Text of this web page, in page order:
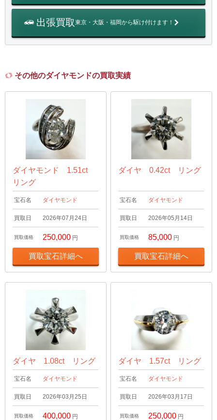
出張買取東京・大阪・福岡から駆け付けます！
その他のダイヤモンドの買取実績
ダイヤモンド 1.51ct
リング
宝石名 ダイヤモンド
買取日 2026年07月24日
買取価格 250,000 円
買取宝石詳細へ
ダイヤ 0.42ct リング
宝石名 ダイヤモンド
買取日 2026年05月14日
買取価格 85,000 円
買取宝石詳細へ
ダイヤ 1.08ct リング
宝石名 ダイヤモンド
買取日 2026年03月25日
買取価格 400,000 円
ダイヤ 1.57ct リング
宝石名 ダイヤモンド
買取日 2026年03月17日
買取価格 250,000 円